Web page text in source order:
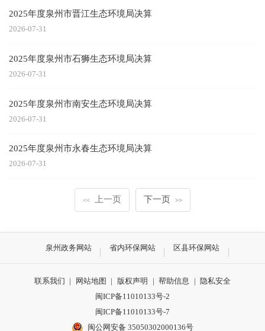
2025年度泉州市晋江生态环境局决算
2026-07-31
2025年度泉州市石狮生态环境局决算
2026-07-31
2025年度泉州市南安生态环境局决算
2026-07-31
2025年度泉州市永春生态环境局决算
2026-07-31
<< 上一页 下一页 >>
泉州政务网站 省内环保网站 区县环保网站
联系我们 | 网站地图 | 版权声明 | 帮助信息 | 隐私安全
闽ICP备11010133号-2
闽ICP备11010133号-7
闽公网安备 35050302000136号